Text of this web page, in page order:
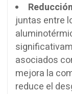
juntas entre
asociados
mejora la
reduce el